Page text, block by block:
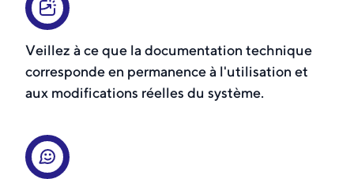
Veillez à ce que la documentation technique
corresponde en permanence à l'utilisation et
aux modifications réelles du système.